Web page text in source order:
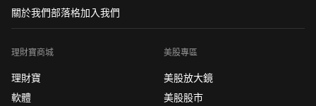
關於我們部落格加入我們
理財寶商城
理財寶
軟體
美股專區
美股放大鏡
美股股市